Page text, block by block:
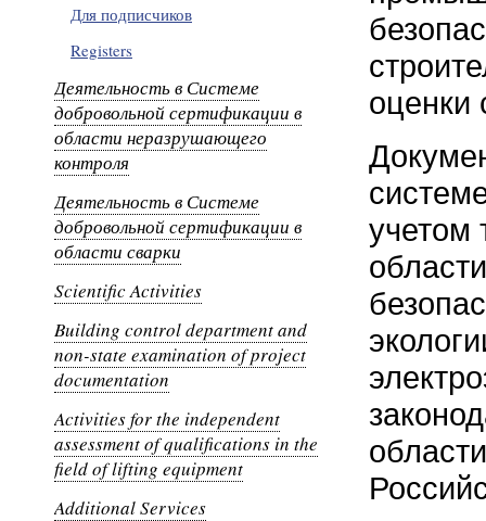
Для подписчиков
Registers
Деятельность в Системе
добровольной сертификации в
области неразрушающего
контроля
Деятельность в Системе
добровольной сертификации в
области сварки
Scientific Activities
Building control department and
non-state examination of project
documentation
Activities for the independent
assessment of qualifications in the
field of lifting equipment
Additional Services
оценки
учетом